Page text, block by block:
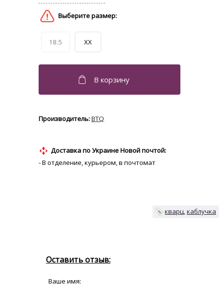
18.5 XX
BTQ
Доставка по Украине Новой почтой:
- В отделение, курьером, в почтомат
кварц каблучка